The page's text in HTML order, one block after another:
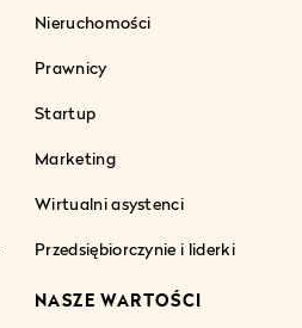
Nieruchomości
Prawnicy
Startup
Marketing
Wirtualni asystenci
Przedsiębiorczynie i liderki
NASZE WARTOŚCI